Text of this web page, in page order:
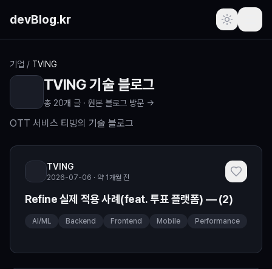
devBlog.kr
포스트
주간 인기글
최근 본 글
프로필 (로그인 필요)
새로운 소식
기업 / TVING
TVING기술 블로그
총 20개 글 · 원본 블로그 방문 →
OTT 서비스 티빙의 기술 블로그
TVING
2026-07-06 · 약 1개월 전
Refine 실제 적용 사례(feat. 투표 플랫폼) — (2)
AI/ML Backend Frontend Mobile Performance